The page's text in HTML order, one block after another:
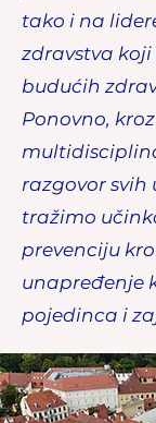
tako i na
zdravstva
budućih
Ponovno, kroz
razgovor svih
tražimo
prevenciju
unapređenje
pojedinca i